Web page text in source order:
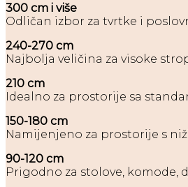
300 cm i više
Odličan izbor za tvrtke i
240-270 cm
Najbolja veličina za visoke
210 cm
Idealno za prostorije sa
150-180 cm
Namijenjeno za prostorije s
90-120 cm
Prigodno za stolove, komode,